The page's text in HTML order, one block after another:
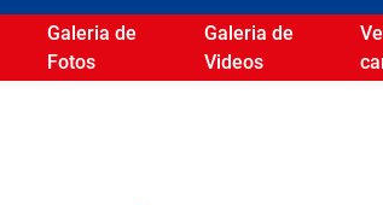
Galeria de
Fotos
Galeria de
Videos